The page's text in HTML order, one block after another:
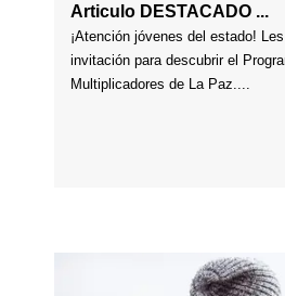
Articulo DESTACADO ...
¡Atención jóvenes del estado!
invitación para descubrir el
Multiplicadores de La Paz....